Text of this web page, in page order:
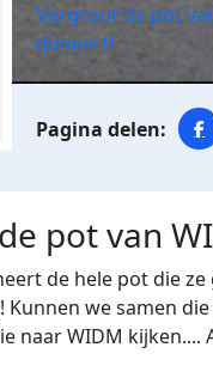
Vergroot de pot
doneert!
pot van
de hele pot die
Kunnen we samen
naar WIDM kijken....